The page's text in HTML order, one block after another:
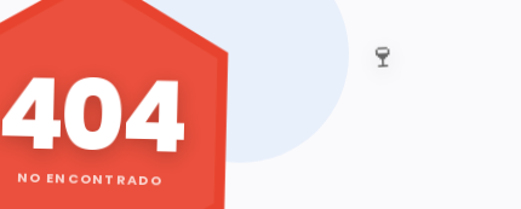
🍷
404
NO ENCONTRADO